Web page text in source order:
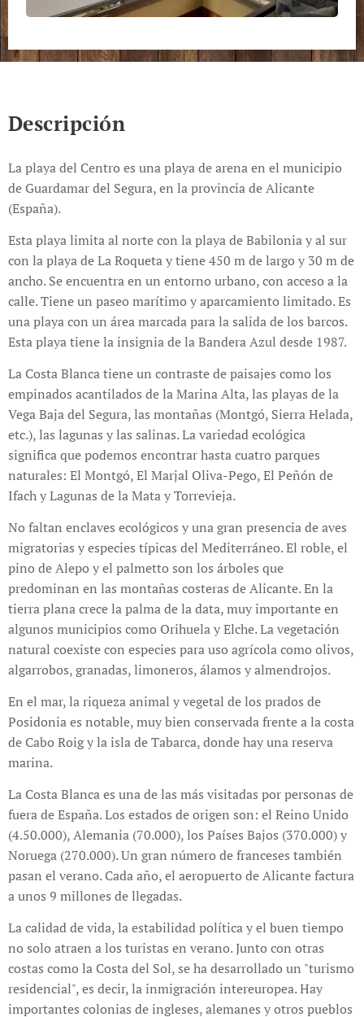
Descripción
La playa del Centro es una playa de arena en el municipio
de Guardamar del Segura, en la provincia de Alicante
(España).
Esta playa limita al norte con la playa de Babilonia y al sur
con la playa de La Roqueta y tiene 450 m de largo y 30 m de
ancho. Se encuentra en un entorno urbano, con acceso a la
calle. Tiene un paseo marítimo y aparcamiento limitado. Es
una playa con un área marcada para la salida de los barcos.
Esta playa tiene la insignia de la Bandera Azul desde 1987.
La Costa Blanca tiene un contraste de paisajes como los
empinados acantilados de la Marina Alta, las playas de la
Vega Baja del Segura, las montañas (Montgó, Sierra Helada,
etc.), las lagunas y las salinas. La variedad ecológica
significa que podemos encontrar hasta cuatro parques
naturales: El Montgó, El Marjal Oliva-Pego, El Peñón de
Ifach y Lagunas de la Mata y Torrevieja.
No faltan enclaves ecológicos y una gran presencia de aves
migratorias y especies típicas del Mediterráneo. El roble, el
pino de Alepo y el palmetto son los árboles que
predominan en las montañas costeras de Alicante. En la
tierra plana crece la palma de la data, muy importante en
algunos municipios como Orihuela y Elche. La vegetación
natural coexiste con especies para uso agrícola como olivos,
algarrobos, granadas, limoneros, álamos y almendrojos.
En el mar, la riqueza animal y vegetal de los prados de
Posidonia es notable, muy bien conservada frente a la costa
de Cabo Roig y la isla de Tabarca, donde hay una reserva
marina.
La Costa Blanca es una de las más visitadas por personas de
fuera de España. Los estados de origen son: el Reino Unido
(4.50.000), Alemania (70.000), los Países Bajos (370.000) y
Noruega (270.000). Un gran número de franceses también
pasan el verano. Cada año, el aeropuerto de Alicante factura
a unos 9 millones de llegadas.
La calidad de vida, la estabilidad política y el buen tiempo
no solo atraen a los turistas en verano. Junto con otras
costas como la Costa del Sol, se ha desarrollado un "turismo
residencial", es decir, la inmigración intereuropea. Hay
importantes colonias de ingleses, alemanes y otros pueblos